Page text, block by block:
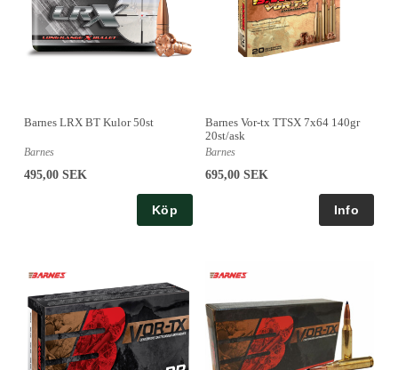
Barnes LRX BT Kulor 50st
Barnes
495,00 SEK
Köp
Barnes Vor-tx TTSX 7x64 140gr
20st/ask
Barnes
695,00 SEK